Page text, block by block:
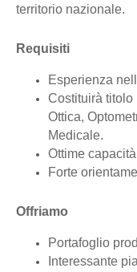
territorio nazionale.
Requisiti
Esperienza
Costituirà titolo
Ottica,
Medicale.
Ottime
Forte
Offriamo
Portafoglio
Interessante